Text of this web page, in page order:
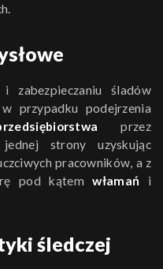
zabezpieczaniu śladów
w przypadku podejrzenia
przez
strony uzyskując
pracowników, a z
pod kątemwłamań i
śledczej